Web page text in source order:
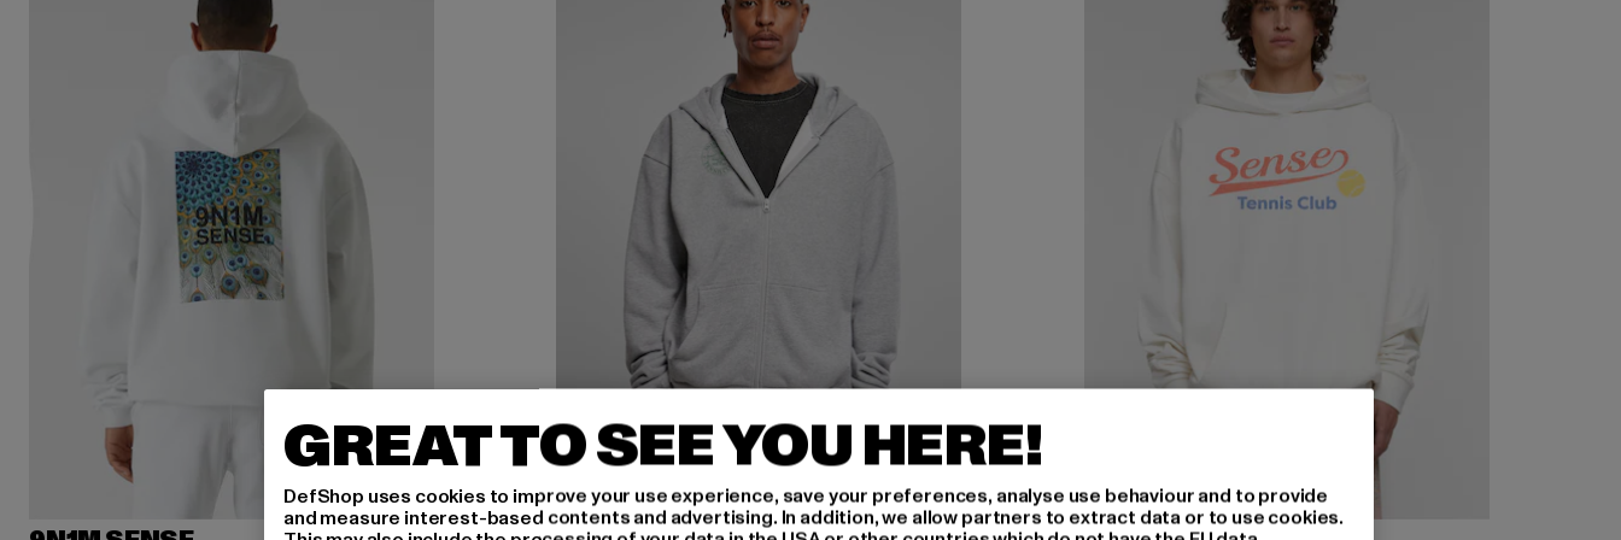
GREAT TO SEE YOU HERE!
DefShop uses cookies to improve your use experience, save your preferences, analyse use behaviour and to provide
and measure interest-based contents and advertising. In addition, we allow partners to extract data or to use cookies.